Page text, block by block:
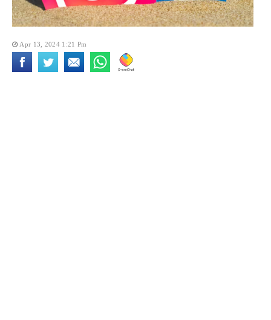
Apr 13, 2024 1:21 Pm